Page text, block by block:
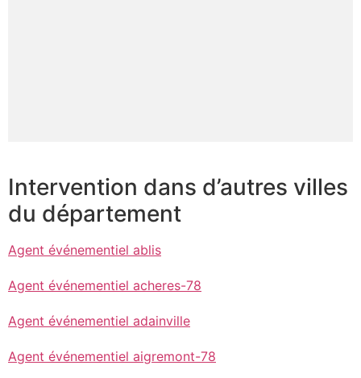
Intervention dans d’autres villes
du département
Agent événementiel ablis
Agent événementiel acheres-78
Agent événementiel adainville
Agent événementiel aigremont-78